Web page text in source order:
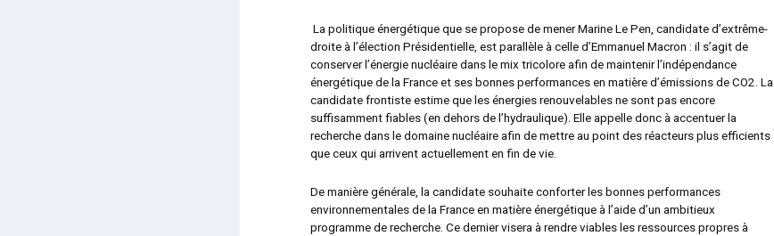
La politique énergétique que se propose de mener Marine Le Pen, candidate d’extrême-
droite à l’élection Présidentielle, est parallèle à celle d’Emmanuel Macron : il s’agit de
conserver l’énergie nucléaire dans le mix tricolore afin de maintenir l’indépendance
énergétique de la France et ses bonnes performances en matière d’émissions de CO2. La
candidate frontiste estime que les énergies renouvelables ne sont pas encore
suffisamment fiables (en dehors de l’hydraulique). Elle appelle donc à accentuer la
recherche dans le domaine nucléaire afin de mettre au point des réacteurs plus efficients
que ceux qui arrivent actuellement en fin de vie.
De manière générale, la candidate souhaite conforter les bonnes performances
environnementales de la France en matière énergétique à l’aide d’un ambitieux
programme de recherche. Ce dernier visera à rendre viables les ressources propres à